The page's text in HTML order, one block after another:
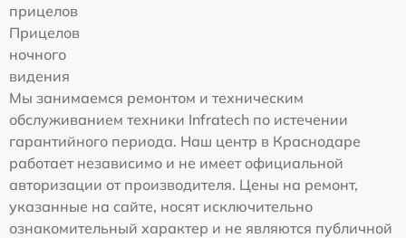
прицелов
Прицелов
ночного
видения
Мы занимаемся ремонтом и техническим
обслуживанием техники Infratech по истечении
гарантийного периода. Наш центр в Краснодаре
работает независимо и не имеет официальной
авторизации от производителя. Цены на ремонт,
указанные на сайте, носят исключительно
ознакомительный характер и не являются публичной